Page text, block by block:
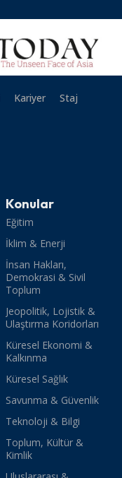
Kariyer
Staj
Konular
Eğitim
İklim & Enerji
İnsan Hakları,
Demokrasi & Sivil
Toplum
Jeopolitik, Lojistik &
Ulaştırma Koridorları
Küresel Ekonomi &
Kalkınma
Küresel Sağlık
Savunma & Güvenlik
Teknoloji & Bilgi
Toplum, Kültür &
Kimlik